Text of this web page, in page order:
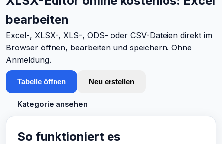
bearbeiten
Excel-, XLSX-, XLS-, ODS- oder CSV-Dateien direkt im
Browser öffnen, bearbeiten und speichern. Ohne
Anmeldung.
Tabelle öffnen Neu erstellen
Kategorie ansehen
So funktioniert es